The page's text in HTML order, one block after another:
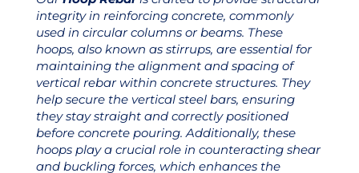
integrity in reinforcing concrete, commonly
used in circular columns or beams. These
hoops, also known as stirrups, are essential for
maintaining the alignment and spacing of
vertical rebar within concrete structures. They
help secure the vertical steel bars, ensuring
they stay straight and correctly positioned
before concrete pouring. Additionally, these
hoops play a crucial role in counteracting shear
and buckling forces, which enhances the